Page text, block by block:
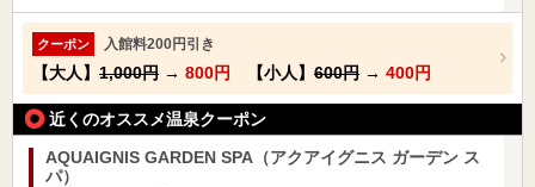
クーポン 入館料200円引き
【大人】 1,000円 → 800円 【小人】 600円 → 400円
近くのオススメ温泉クーポン
AQUAIGNIS GARDEN SPA（アクアイグニス ガーデン ス
パ）